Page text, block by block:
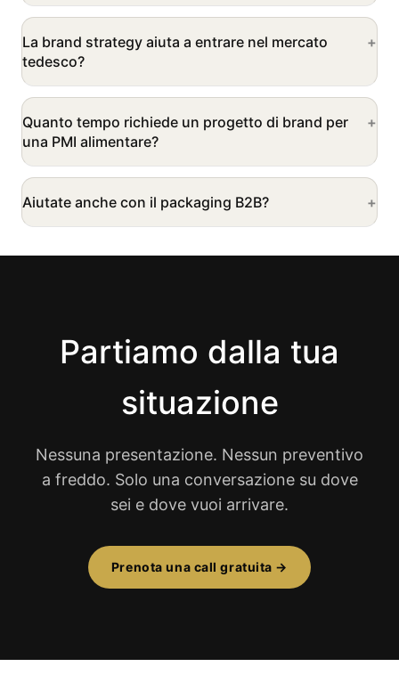
La brand strategy aiuta a entrare nel mercato
tedesco?
Quanto tempo richiede un progetto di brand per
una PMI alimentare?
Aiutate anche con il packaging B2B?
Partiamo dalla tua
situazione
Nessuna presentazione. Nessun preventivo
a freddo. Solo una conversazione su dove
sei e dove vuoi arrivare.
Prenota una call gratuita →